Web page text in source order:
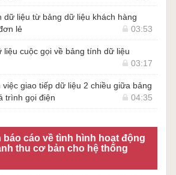
dữ liệu từ bảng dữ liệu khách hàng
lẻ
03:53
liệu cuộc gọi về bảng tính dữ liệu
03:17
việc giao tiếp dữ liệu 2 chiều giữa bảng
trình gọi điện
04:35
cáo về tình hình hoạt động
thu cơ bản cho hệ thống